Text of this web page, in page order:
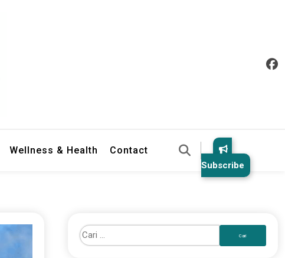
Wellness & Health Contact
Subscribe